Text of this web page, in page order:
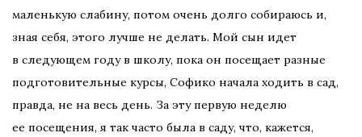
маленькую слабину, потом очень долго собираюсь и,
зная себя, этого лучше не делать. Мой сын идет
в следующем году в школу, пока он посещает разные
подготовительные курсы, Софико начала ходить в сад,
правда, не на весь день. За эту первую неделю
ее посещения, я так часто была в саду, что, кажется,